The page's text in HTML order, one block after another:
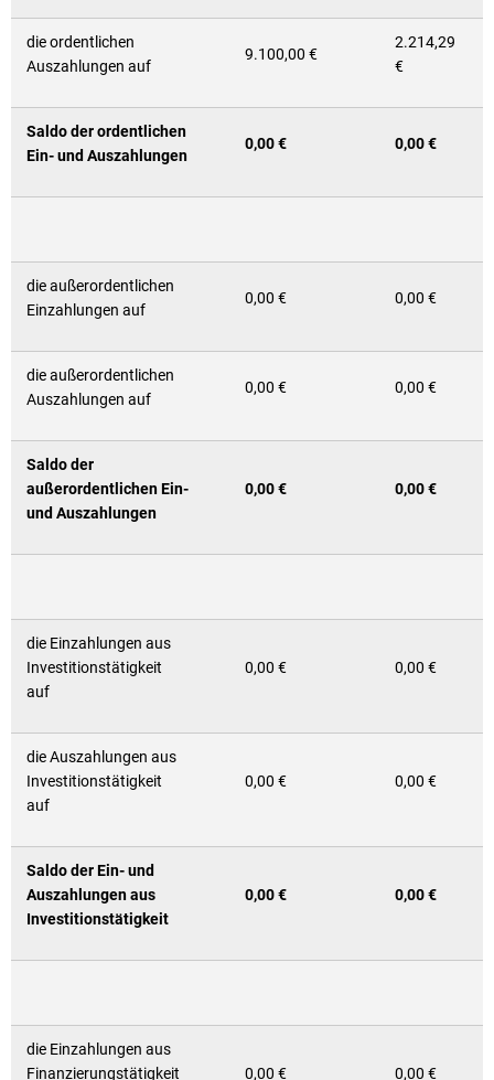
die ordentlichen
Auszahlungen auf
9.100,00 €
2.214,29
€
Saldo der ordentlichen
Ein- und Auszahlungen
0,00 € 0,00 €
die außerordentlichen
Einzahlungen auf
0,00 € 0,00 €
die außerordentlichen
Auszahlungen auf
0,00 € 0,00 €
Saldo der
außerordentlichen Ein-
und Auszahlungen
0,00 € 0,00 €
die Einzahlungen aus
Investitionstätigkeit
auf
0,00 € 0,00 €
die Auszahlungen aus
Investitionstätigkeit
auf
0,00 € 0,00 €
Saldo der Ein- und
Auszahlungen aus
Investitionstätigkeit
0,00 € 0,00 €
die Einzahlungen aus
Finanzierungstätigkeit
0,00 € 0,00 €